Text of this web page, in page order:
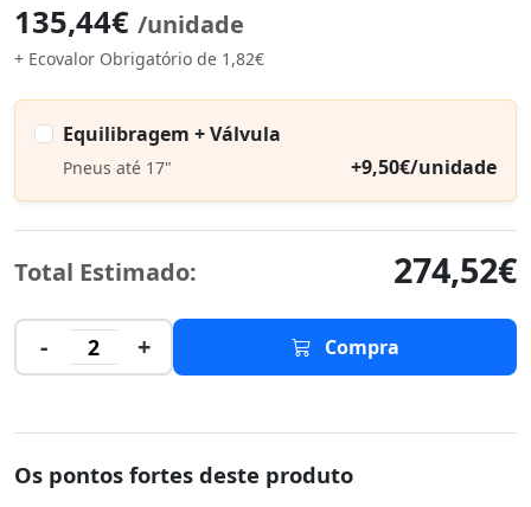
135,44€ /unidade
+ Ecovalor Obrigatório de 1,82€
Equilibragem + Válvula
Pneus até 17" +9,50€/unidade
Total Estimado: 274,52€
- 2 + Compra
Os pontos fortes deste produto